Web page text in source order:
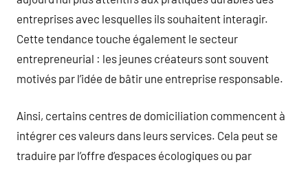
entreprises avec lesquelles ils souhaitent interagir.
Cette tendance touche également le secteur
entrepreneurial : les jeunes créateurs sont souvent
motivés par l’idée de bâtir une entreprise responsable.
Ainsi, certains centres de domiciliation commencent à
intégrer ces valeurs dans leurs services. Cela peut se
traduire par l’offre d’espaces écologiques ou par